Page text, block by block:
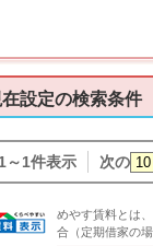
設定の検索条件
～1件表示 次の
めやす賃料とは
合（定期借家の